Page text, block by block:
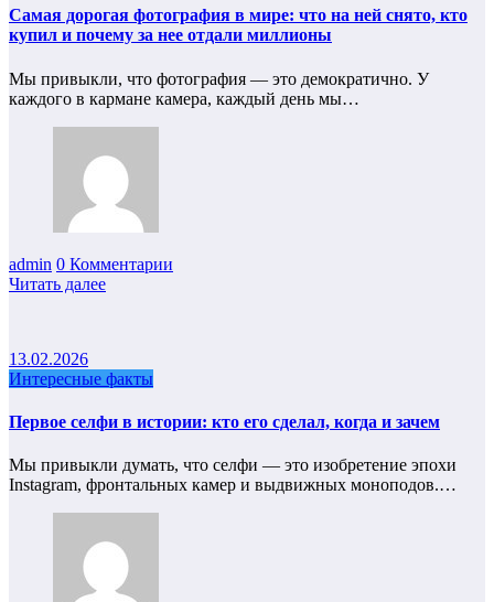
Самая дорогая фотография в мире: что на ней снято, кто
купил и почему за нее отдали миллионы
Мы привыкли, что фотография — это демократично. У
каждого в кармане камера, каждый день мы…
admin 0 Комментарии
Читать далее
13.02.2026
Интересные факты
Первое селфи в истории: кто его сделал, когда и зачем
Мы привыкли думать, что селфи — это изобретение эпохи
Instagram, фронтальных камер и выдвижных моноподов.…